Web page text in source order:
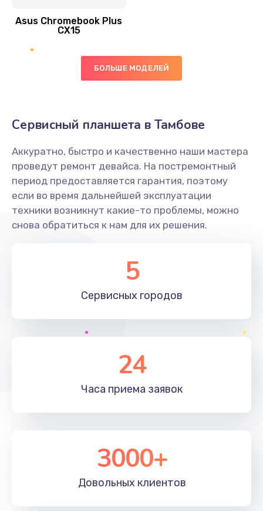
Заказать
890 руб.
Замена голосового динамика
Заказать
Замена основной камеры
490 руб.
Заказать
1190 руб.
Заказать
Заказать
Замена клавиатуры
1190 руб.
Замена корпуса
890 руб.
Asus Chromebook Plus
CX15
БОЛЬШЕ МОДЕЛЕЙ
Сервисный планшета в Тамбове
Аккуратно, быстро и качественно наши мастера
проведут ремонт девайса. На постремонтный
период предоставляется гарантия, поэтому
если во время дальнейшей эксплуатации
техники возникнут какие-то проблемы, можно
снова обратиться к нам для их решения.
5
Сервисных городов
24
Часа приема заявок
3000+
Довольных клиентов